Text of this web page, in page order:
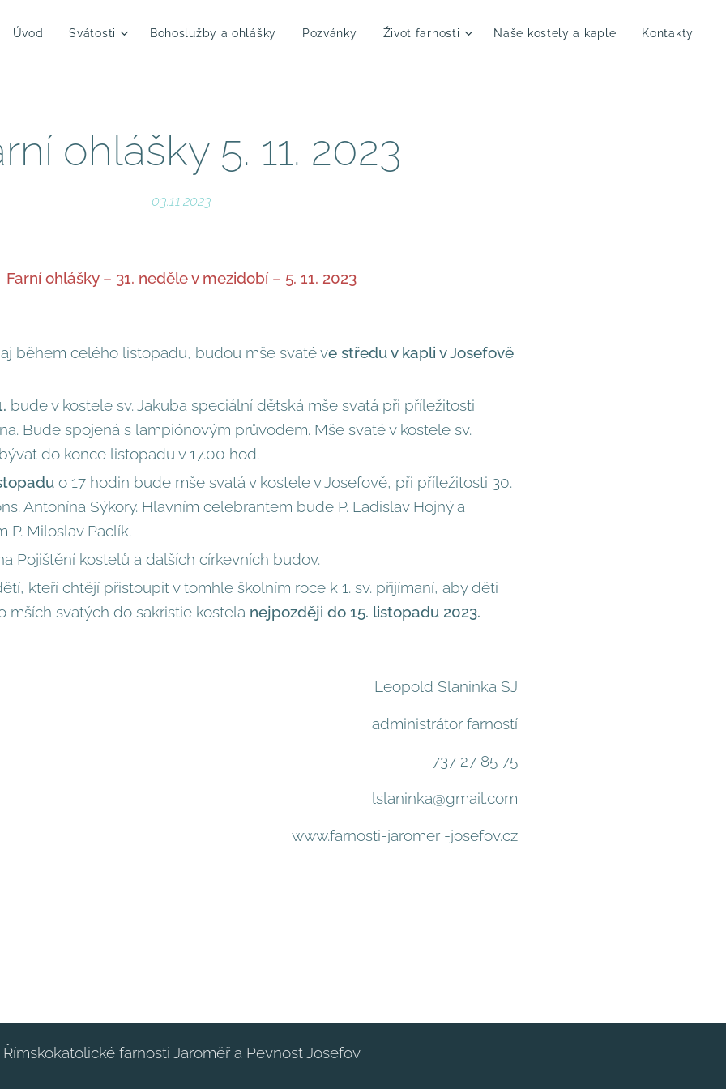
Úvod Svátosti Bohoslužby a ohlášky Pozvánky Život farnosti Naše kostely a kaple Kontakty
ohlášky 5. 11. 2023
03.11.2023
Farní ohlášky – 31. neděle v mezidobí – 5. 11. 2023
během celého listopadu, budou mše svaté ve středu v kapli v Josefově
bude v kostele sv. Jakuba speciální dětská mše svatá při příležitosti
Bude spojená s lampiónovým průvodem. Mše svaté v kostele sv.
do konce listopadu v 17.00 hod.
o 17 hodin bude mše svatá v kostele v Josefově, při příležitosti 30.
Antonína Sýkory. Hlavním celebrantem bude P. Ladislav Hojný a
P. Miloslav Paclík.
Pojištění kostelů a dalších církevních budov.
kteří chtějí přistoupit v tomhle školním roce k 1. sv. přijímaní, aby děti
mších svatých do sakristie kostela nejpozději do 15. listopadu 2023.
Leopold Slaninka SJ
administrátor farností
737 27 85 75
lslaninka@gmail.com
www.farnosti-jaromer -josefov.cz
Římskokatolické farnosti Jaroměř a Pevnost Josefov